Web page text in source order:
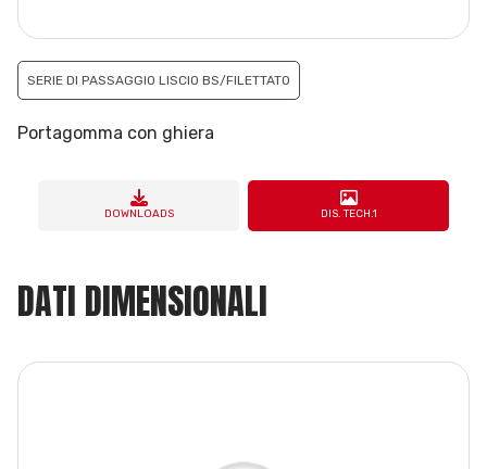
SERIE DI PASSAGGIO LISCIO BS/FILETTATO
Portagomma con ghiera
DOWNLOADS DIS. TECH.1
DATI DIMENSIONALI